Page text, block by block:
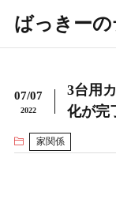
ばっきー
07/07
2022
3台用
化が完
家関係